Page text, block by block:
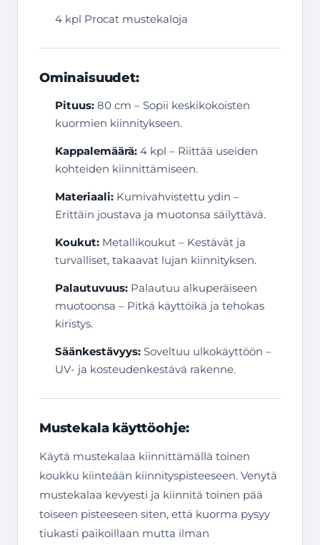
4 kpl Procat mustekaloja
Ominaisuudet:
Pituus: 80 cm – Sopii keskikokoisten
kuormien kiinnitykseen.
Kappalemäärä: 4 kpl – Riittää useiden
kohteiden kiinnittämiseen.
Materiaali: Kumivahvistettu ydin –
Erittäin joustava ja muotonsa säilyttävä.
Koukut: Metallikoukut – Kestävät ja
turvalliset, takaavat lujan kiinnityksen.
Palautuvuus: Palautuu alkuperäiseen
muotoonsa – Pitkä käyttöikä ja tehokas
kiristys.
Säänkestävyys: Soveltuu ulkokäyttöön –
UV- ja kosteudenkestävä rakenne.
Mustekala käyttöohje:
Käytä mustekalaa kiinnittämällä toinen
koukku kiinteään kiinnityspisteeseen. Venytä
mustekalaa kevyesti ja kiinnitä toinen pää
toiseen pisteeseen siten, että kuorma pysyy
tiukasti paikoillaan mutta ilman